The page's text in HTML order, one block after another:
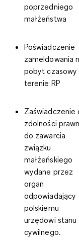
poprzedniego
małżeństwa
Poświadczenie
zameldowania
pobyt czasowy
terenie RP
Zaświadczenie
zdolności
do zawarcia
związku
małżeńskiego
wydane przez
organ
odpowiadający
polskiemu
urzędowi stanu
cywilnego.